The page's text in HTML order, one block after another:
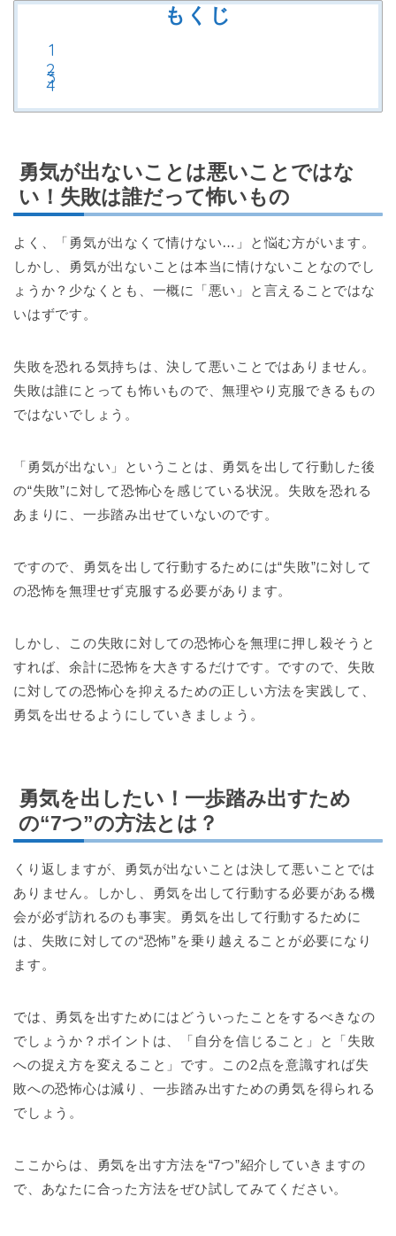
もくじ
勇気が出ないことは悪いことではな
い！失敗は誰だって怖いもの
よく、「勇気が出なくて情けない…」と悩む方がいます。
しかし、勇気が出ないことは本当に情けないことなのでし
ょうか？少なくとも、一概に「悪い」と言えることではな
いはずです。
失敗を恐れる気持ちは、決して悪いことではありません。
失敗は誰にとっても怖いもので、無理やり克服できるもの
ではないでしょう。
「勇気が出ない」ということは、勇気を出して行動した後
の“失敗”に対して恐怖心を感じている状況。失敗を恐れる
あまりに、一歩踏み出せていないのです。
ですので、勇気を出して行動するためには“失敗”に対して
の恐怖を無理せず克服する必要があります。
しかし、この失敗に対しての恐怖心を無理に押し殺そうと
すれば、余計に恐怖を大きするだけです。ですので、失敗
に対しての恐怖心を抑えるための正しい方法を実践して、
勇気を出せるようにしていきましょう。
勇気を出したい！一歩踏み出すため
の“7つ”の方法とは？
くり返しますが、勇気が出ないことは決して悪いことでは
ありません。しかし、勇気を出して行動する必要がある機
会が必ず訪れるのも事実。勇気を出して行動するために
は、失敗に対しての“恐怖”を乗り越えることが必要になり
ます。
では、勇気を出すためにはどういったことをするべきなの
でしょうか？ポイントは、「自分を信じること」と「失敗
への捉え方を変えること」です。この2点を意識すれば失
敗への恐怖心は減り、一歩踏み出すための勇気を得られる
でしょう。
ここからは、勇気を出す方法を“7つ”紹介していきますの
で、あなたに合った方法をぜひ試してみてください。